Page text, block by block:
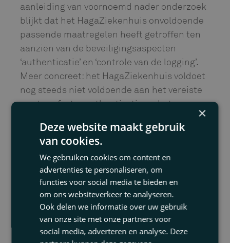
aanleiding van voornoemd nader onderzoek
blijkt dat het HagaZiekenhuis onvoldoende
passende maatregelen heeft getroffen ten
aanzien van de beveiligingsaspecten
‘authenticatie’ en ‘controle van de logging’.
Meer concreet: het HagaZiekenhuis voldoet
nog steeds niet voldoende aan het vereiste
van tweefactor authenticatie en het
Het HagaZiekenhuis handelt hierdoor in
strijd met artikel 32, eerste lid, aanhef, van
de AVG. Reden waarom de Autoriteit
Persoonsgegevens heeft besloten een
bestuurlijke boete van maar liefst €
460.000,- op te leggen aan het
HagaZiekenhuis. Om ervoor te zorgen dat
het HagaZiekenhuis de geconstateerde
×
Deze website maakt gebruik
van cookies.
We gebruiken cookies om content en
advertenties te personaliseren, om
functies voor social media te bieden en
om ons websiteverkeer te analyseren.
Ook delen we informatie over uw gebruik
van onze site met onze partners voor
social media, adverteren en analyse. Deze